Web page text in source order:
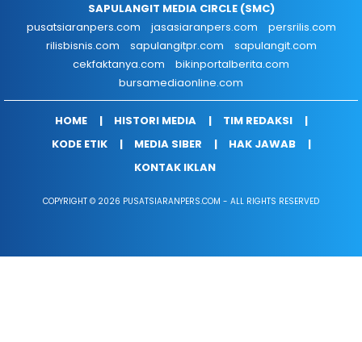
SAPULANGIT MEDIA CIRCLE (SMC)
pusatsiaranpers.com
jasasiaranpers.com
persrilis.com
rilisbisnis.com
sapulangitpr.com
sapulangit.com
cekfaktanya.com
bikinportalberita.com
bursamediaonline.com
HOME HISTORI MEDIA
TIM REDAKSI
KODE ETIK
MEDIA SIBER
HAK JAWAB
KONTAK IKLAN
COPYRIGHT © 2026 PUSATSIARANPERS.COM - ALL RIGHTS RESERVED